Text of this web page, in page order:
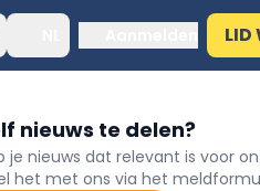
LID
nieuws te delen?
je nieuws dat relevant is voor
het met ons via het